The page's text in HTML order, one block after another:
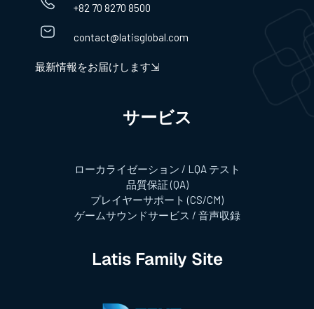
+82 70 8270 8500
contact@latisglobal.com
最新情報をお届けします⇲
サービス​
ローカライゼーション / LQA テスト
品質保証 (QA)
プレイヤーサポート (CS/CM)
ゲームサウンドサービス / 音声収録
Latis Family Site